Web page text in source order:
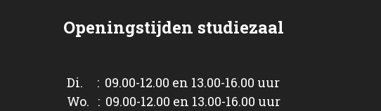
Openingstijden studiezaal
Di. : 09.00-12.00 en 13.00-16.00 uur
Wo. : 09.00-12.00 en 13.00-16.00 uur